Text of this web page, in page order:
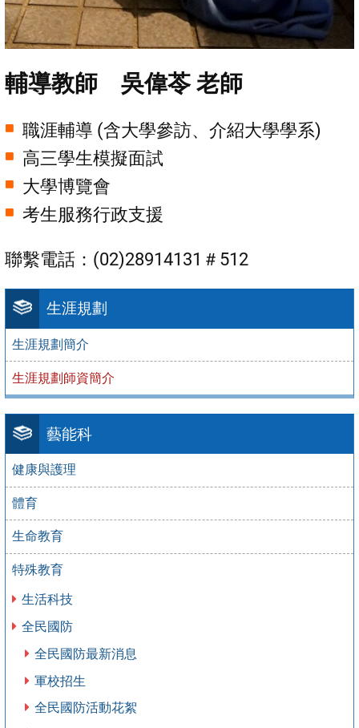
生涯規劃
生涯規劃簡介
生涯規劃師資簡介
藝能科
健康與護理
體育
生命教育
特殊教育
生活科技
全民國防
全民國防最新消息
軍校招生
全民國防活動花絮
輔導教師 吳偉苓 老師
職涯輔導 (含大學參訪、介紹大學學系)
高三學生模擬面試
大學博覽會
考生服務行政支援
聯繫電話：(02)28914131＃512